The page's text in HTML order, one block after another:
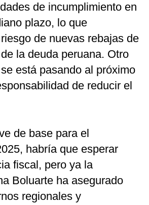
de incumplimiento en
plazo, lo que
de nuevas rebajas de
la deuda peruana. Otro
está pasando al próximo
de reducir el
de base para el
habría que esperar
fiscal, pero ya la
Boluarte ha asegurado
regionales y